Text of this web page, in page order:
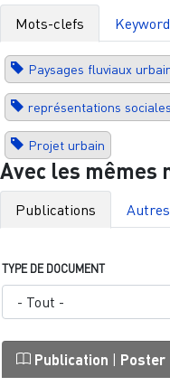
Mots-clefs
Paysages fluviaux
représentations sociales
Projet urbain
Avec les mêmes
Publications
TYPE DE DOCUMENT
Publication | Poster